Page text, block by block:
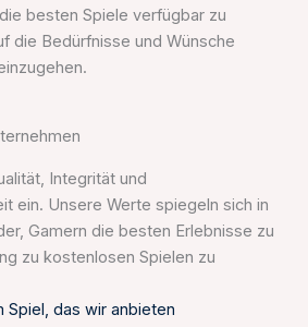
besten Spiele verfügbar zu
die Bedürfnisse und Wünsche
Integrität und
ein. Unsere Werte spiegeln sich in
Gamern die besten Erlebnisse zu
zu kostenlosen Spielen zu
Spiel, das wir anbieten